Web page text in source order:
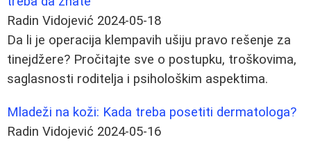
Radin Vidojević 2024-05-18
Da li je operacija klempavih ušiju pravo rešenje za
tinejdžere? Pročitajte sve o postupku, troškovima,
saglasnosti roditelja i psihološkim aspektima.
Mladeži na koži: Kada treba posetiti dermatologa?
Radin Vidojević 2024-05-16